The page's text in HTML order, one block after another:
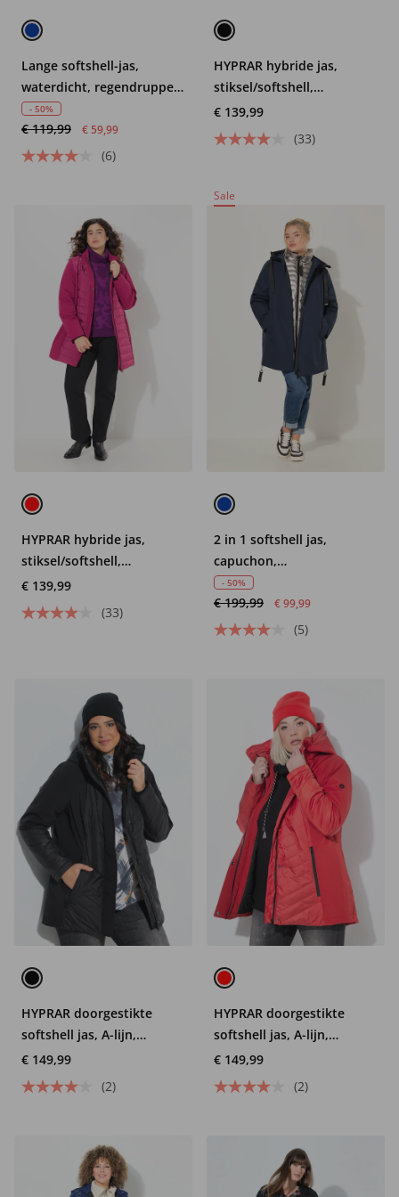
Lange softshell-jas,
waterdicht, regendruppel-
motief, capuchon
- 50%
€ 119,99 € 59,99
(6)
HYPRAR hybride jas,
stiksel/softshell,
opstaande kraag,
capuchon
€ 139,99
(33)
HYPRAR hybride jas,
stiksel/softshell,
opstaande kraag,
capuchon
€ 139,99
(33)
Sale
2 in 1 softshell jas,
capuchon,
waterafstotend, Mix &
Match
- 50%
€ 199,99 € 99,99
(5)
HYPRAR doorgestikte
softshell jas, A-lijn,
capuchon, weerbestendig
€ 149,99
(2)
HYPRAR doorgestikte
softshell jas, A-lijn,
capuchon, weerbestendig
€ 149,99
(2)